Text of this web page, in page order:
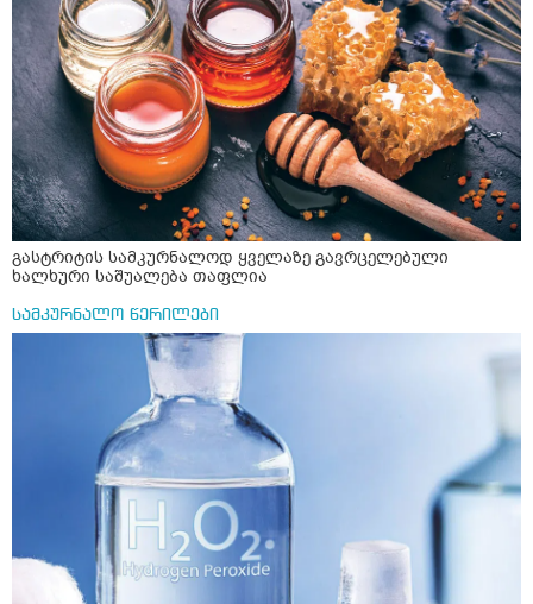
გასტრიტის სამკურნალოდ ყველაზე გავრცელებული
ხალხური საშუალება თაფლია
სამკურნალო წერილები